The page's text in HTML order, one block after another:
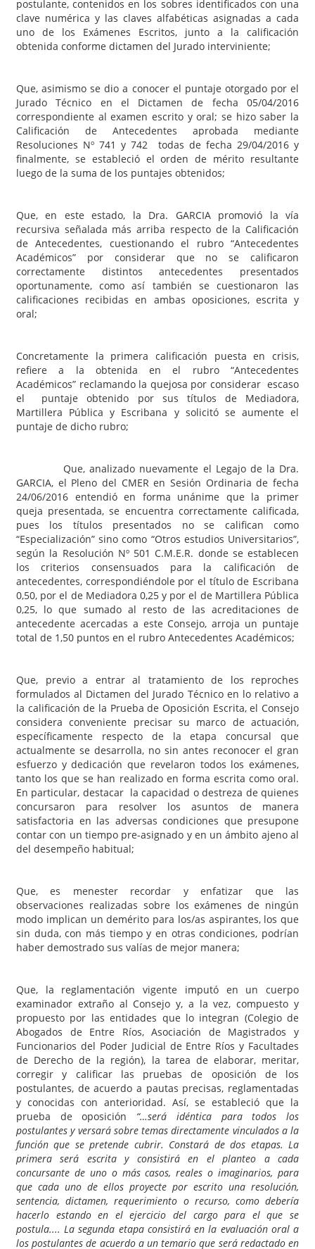
postulante, contenidos en los sobres identificados con una
clave numérica y las claves alfabéticas asignadas a cada
uno de los Exámenes Escritos, junto a la calificación
obtenida conforme dictamen del Jurado interviniente;
Que, asimismo se dio a conocer el puntaje otorgado por el
Jurado Técnico en el Dictamen de fecha 05/04/2016
correspondiente al examen escrito y oral; se hizo saber la
Calificación de Antecedentes aprobada mediante
Resoluciones Nº 741 y 742 todas de fecha 29/04/2016 y
finalmente, se estableció el orden de mérito resultante
luego de la suma de los puntajes obtenidos;
Que, en este estado, la Dra. GARCIA promovió la vía
recursiva señalada más arriba respecto de la Calificación
de Antecedentes, cuestionando el rubro “Antecedentes
Académicos” por considerar que no se calificaron
correctamente distintos antecedentes presentados
oportunamente, como así también se cuestionaron las
calificaciones recibidas en ambas oposiciones, escrita y
oral;
Concretamente la primera calificación puesta en crisis,
refiere a la obtenida en el rubro “Antecedentes
Académicos” reclamando la quejosa por considerar escaso
el puntaje obtenido por sus títulos de Mediadora,
Martillera Pública y Escribana y solicitó se aumente el
puntaje de dicho rubro;
Que, analizado nuevamente el Legajo de la Dra.
GARCIA, el Pleno del CMER en Sesión Ordinaria de fecha
24/06/2016 entendió en forma unánime que la primer
queja presentada, se encuentra correctamente calificada,
pues los títulos presentados no se califican como
“Especialización” sino como “Otros estudios Universitarios”,
según la Resolución Nº 501 C.M.E.R. donde se establecen
los criterios consensuados para la calificación de
antecedentes, correspondiéndole por el título de Escribana
0,50, por el de Mediadora 0,25 y por el de Martillera Pública
0,25, lo que sumado al resto de las acreditaciones de
antecedente acercadas a este Consejo, arroja un puntaje
total de 1,50 puntos en el rubro Antecedentes Académicos;
Que, previo a entrar al tratamiento de los reproches
formulados al Dictamen del Jurado Técnico en lo relativo a
la calificación de la Prueba de Oposición Escrita, el Consejo
considera conveniente precisar su marco de actuación,
específicamente respecto de la etapa concursal que
actualmente se desarrolla, no sin antes reconocer el gran
esfuerzo y dedicación que revelaron todos los exámenes,
tanto los que se han realizado en forma escrita como oral.
En particular, destacar la capacidad o destreza de quienes
concursaron para resolver los asuntos de manera
satisfactoria en las adversas condiciones que presupone
contar con un tiempo pre-asignado y en un ámbito ajeno al
del desempeño habitual;
Que, es menester recordar y enfatizar que las
observaciones realizadas sobre los exámenes de ningún
modo implican un demérito para los/as aspirantes, los que
sin duda, con más tiempo y en otras condiciones, podrían
haber demostrado sus valías de mejor manera;
Que, la reglamentación vigente imputó en un cuerpo
examinador extraño al Consejo y, a la vez, compuesto y
propuesto por las entidades que lo integran (Colegio de
Abogados de Entre Ríos, Asociación de Magistrados y
Funcionarios del Poder Judicial de Entre Ríos y Facultades
de Derecho de la región), la tarea de elaborar, meritar,
corregir y calificar las pruebas de oposición de los
postulantes, de acuerdo a pautas precisas, reglamentadas
y conocidas con anterioridad. Así, se estableció que la
prueba de oposición “…será idéntica para todos los
postulantes y versará sobre temas directamente vinculados a la
función que se pretende cubrir. Constará de dos etapas. La
primera será escrita y consistirá en el planteo a cada
concursante de uno o más casos, reales o imaginarios, para
que cada uno de ellos proyecte por escrito una resolución,
sentencia, dictamen, requerimiento o recurso, como debería
hacerlo estando en el ejercicio del cargo para el que se
postula.... La segunda etapa consistirá en la evaluación oral a
los postulantes de acuerdo a un temario que será redactado en